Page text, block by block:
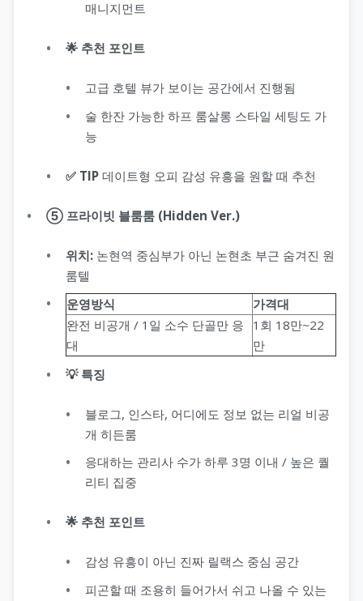
매니지먼트
🌟 추천 포인트
고급 호텔 뷰가 보이는 공간에서 진행됨
술 한잔 가능한 하프 룸살롱 스타일 세팅도 가
능
✅ TIP 데이트형 오피 감성 유흥을 원할 때 추천
⑤ 프라이빗 블룸룸 (Hidden Ver.)
위치: 논현역 중심부가 아닌 논현초 부근 숨겨진 원
룸텔
운영방식
가격대
완전 비공개 / 1일 소수 단골만 응
대
1회 18만~22
만
💡 특징
블로그, 인스타, 어디에도 정보 없는 리얼 비공
개 히든룸
응대하는 관리사 수가 하루 3명 이내 / 높은 퀄
리티 집중
🌟 추천 포인트
감성 유흥이 아닌 진짜 릴랙스 중심 공간
피곤할 때 조용히 들어가서 쉬고 나올 수 있는